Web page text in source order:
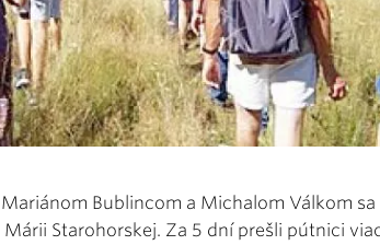
Bublincom a Michalom Válkom
Starohorskej. Za 5 dní prešli pútnici